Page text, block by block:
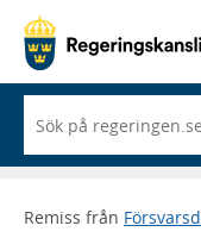
du
börjar
skriva
framträder
Remiss från